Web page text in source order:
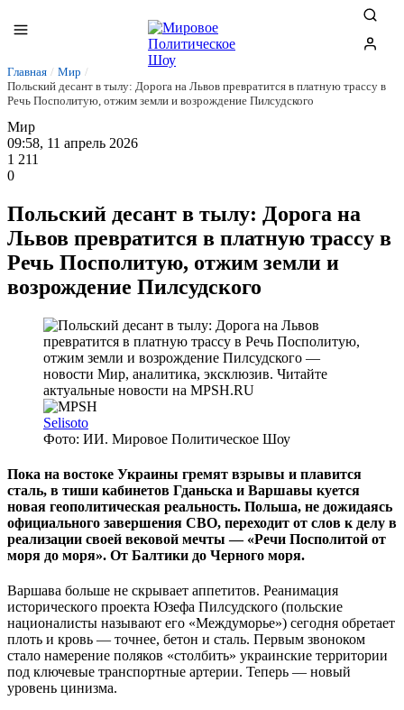
Главная / Мир /
Польский десант в тылу: Дорога на Львов превратится в платную трассу в
Речь Посполитую, отжим земли и возрождение Пилсудского
Мир
09:58, 11 апрель 2026
1 211
0
Польский десант в тылу: Дорога на
Львов превратится в платную трассу в
Речь Посполитую, отжим земли и
возрождение Пилсудского
Selisoto
Фото: ИИ. Мировое Политическое Шоу
Пока на востоке Украины гремят взрывы и плавится
сталь, в тиши кабинетов Гданьска и Варшавы куется
новая геополитическая реальность. Польша, не дожидаясь
официального завершения СВО, переходит от слов к делу в
реализации своей вековой мечты — «Речи Посполитой от
моря до моря». От Балтики до Черного моря.
Варшава больше не скрывает аппетитов. Реанимация
исторического проекта Юзефа Пилсудского (польские
националисты называют его «Междуморье») сегодня обретает
плоть и кровь — точнее, бетон и сталь. Первым звоноком
стало намерение поляков «столбить» украинские территории
под ключевые транспортные артерии. Теперь — новый
уровень цинизма.